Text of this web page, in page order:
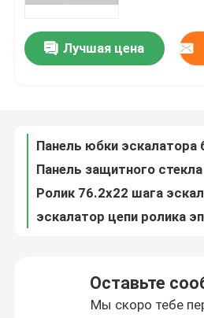
Тур по фабрике
Свяжитесь с нами
Новости
Модернизация эскалатора
Лучшая цена
Оставьте
Мы скоро тебе